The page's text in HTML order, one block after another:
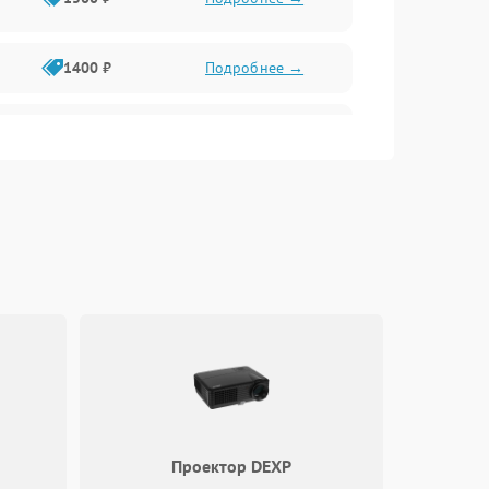
1400 ₽ Подробнее →
Подробнее →
Проектор DEXP